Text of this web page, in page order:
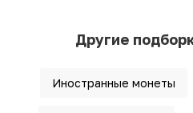
Другие
Иностранные монеты